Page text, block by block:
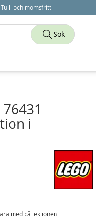
och momsfritt
i
med på lektionen i
Sök